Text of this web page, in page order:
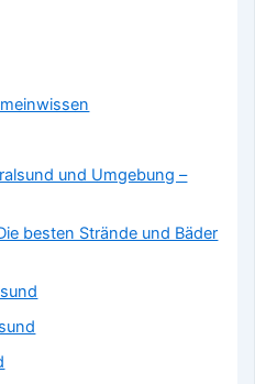
und Umgebung –
besten Strände und Bäder